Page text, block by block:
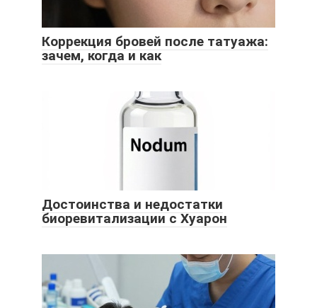
Коррекция бровей после татуажа:
зачем, когда и как
Достоинства и недостатки
биоревитализации с Хуарон